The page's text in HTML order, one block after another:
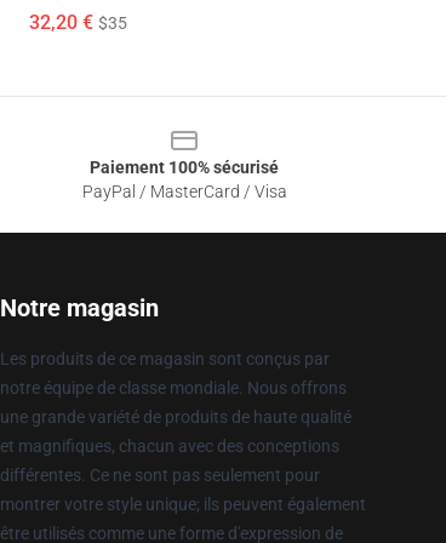
32,20 € $35
Paiement 100% sécurisé
PayPal / MasterCard / Visa
Notre magasin
Les produits de ce magasin sont conçus par
notre équipe de classe mondiale. Nous offrons
une grande variété de produits de haute qualité
et magnifiques, chacun avec des conceptions
différentes. Ce ne sont pas seulement pour
montrer votre style unique; ils peuvent également
être utilisés comme une forme d'expression de